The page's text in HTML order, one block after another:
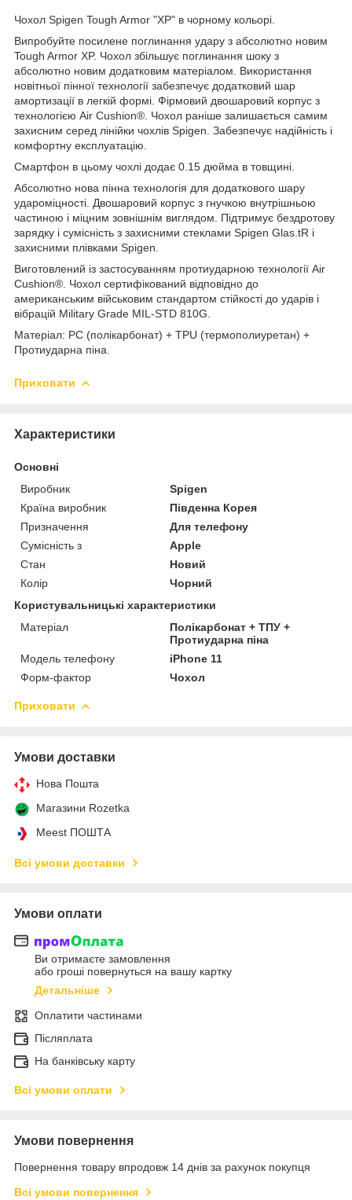
Чохол Spigen Tough Armor "XP" в чорному кольорі.
Випробуйте посилене поглинання удару з абсолютно новим
Tough Armor XP. Чохол збільшує поглинання шоку з
абсолютно новим додатковим матеріалом. Використання
новітньої пінної технології забезпечує додатковий шар
амортизації в легкій формі. Фірмовий двошаровий корпус з
технологією Air Cushion®. Чохол раніше залишається самим
захисним серед лінійки чохлів Spigen. Забезпечує надійність і
комфортну експлуатацію.
Смартфон в цьому чохлі додає 0.15 дюйма в товщині.
Абсолютно нова пінна технологія для додаткового шару
удароміцності. Двошаровий корпус з гнучкою внутрішньою
частиною і міцним зовнішнім виглядом. Підтримує бездротову
зарядку і сумісність з захисними стеклами Spigen Glas.tR і
захисними плівками Spigen.
Виготовлений із застосуванням протиударною технології Air
Cushion®. Чохол сертифікований відповідно до
американським військовим стандартом стійкості до ударів і
вібрацій Military Grade MIL-STD 810G.
Матеріал: PC (полікарбонат) + TPU (термополиуретан) +
Протиударна піна.
Приховати
Характеристики
Основні
Виробник
Spigen
Країна виробник
Південна Корея
Призначення
Для телефону
Сумісність з
Apple
Стан
Новий
Колір
Чорний
Користувальницькі характеристики
Матеріал
Полікарбонат + ТПУ +
Протиударна піна
Модель телефону
iPhone 11
Форм-фактор
Чохол
Приховати
Умови доставки
Нова Пошта
Магазини Rozetka
Meest ПОШТА
Всі умови доставки
Умови оплати
Ви отримаєте замовлення
або гроші повернуться на вашу картку
Детальніше
Оплатити частинами
Післяплата
На банківську карту
Всі умови оплати
Умови повернення
Повернення товару впродовж 14 днів за рахунок покупця
Всі умови повернення